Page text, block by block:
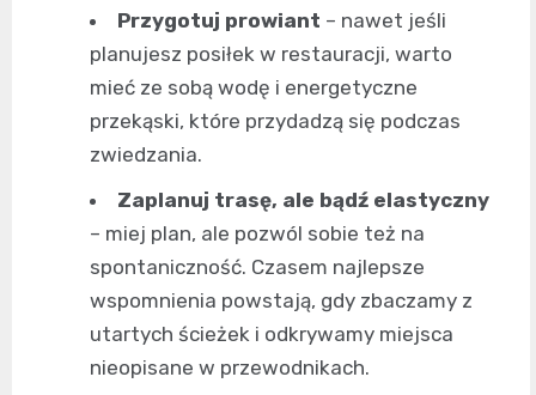
Przygotuj prowiant – nawet jeśli
planujesz posiłek w restauracji, warto
mieć ze sobą wodę i energetyczne
przekąski, które przydadzą się podczas
zwiedzania.
Zaplanuj trasę, ale bądź elastyczny
– miej plan, ale pozwól sobie też na
spontaniczność. Czasem najlepsze
wspomnienia powstają, gdy zbaczamy z
utartych ścieżek i odkrywamy miejsca
nieopisane w przewodnikach.